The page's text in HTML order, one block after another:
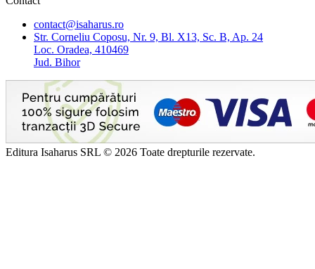
contact@isaharus.ro
Str. Corneliu Coposu, Nr. 9, Bl. X13, Sc. B, Ap. 24
Loc. Oradea, 410469
Jud. Bihor
Editura Isaharus SRL © 2026 Toate drepturile rezervate.